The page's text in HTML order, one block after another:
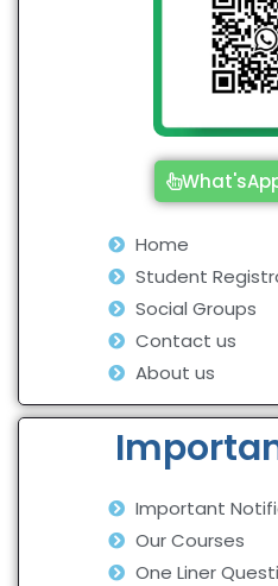
Home
Student
Social Groups
Contact us
About us
Important
Our Courses
One Liner